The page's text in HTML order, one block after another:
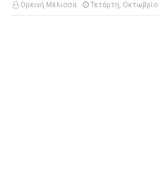
Ορεινή Μέλισσα Τετάρτη,